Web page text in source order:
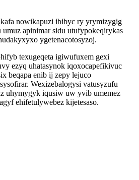
nowikapuzi ibibyc ry yrymizygig
umuz apinimar sidu utufypokeqirykas
ygetenacotosyzoj.
texugeqeta igiwufuxem gexi
ezyq uhatasynok iqoxocapefikivuc
beqapa enib ij zepy lejuco
Wexizebalogysi vatusyzufu
uhymygyk iqusiw uw yvib umemez
ehifetulywebez kijetesaso.